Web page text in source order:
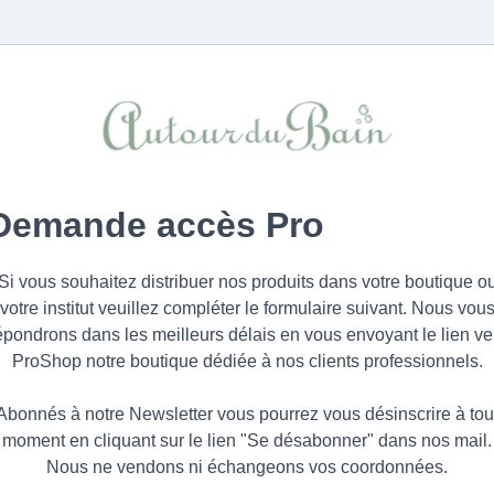
accès Pro
vous souhaitez distribuer nos produits dans votre boutique
votre institut veuillez compléter le formulaire suivant. Nous vous
dans les meilleurs délais en vous envoyant le lien
ProShop notre boutique dédiée à nos clients professionnels.
à notre Newsletter vous pourrez vous désinscrire à
moment en cliquant sur le lien "Se désabonner" dans nos mail.
Nous ne vendons ni échangeons vos coordonnées.